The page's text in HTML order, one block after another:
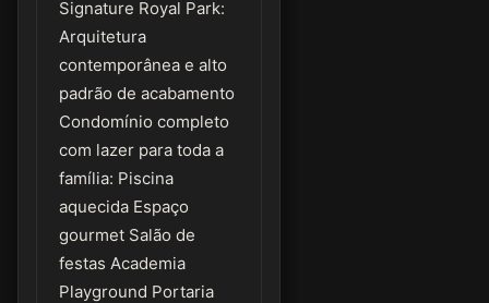
Signature Royal Park:
Arquitetura
contemporânea e alto
padrão de acabamento
Condomínio completo
com lazer para toda a
família: Piscina
aquecida Espaço
gourmet Salão de
festas Academia
Playground Portaria